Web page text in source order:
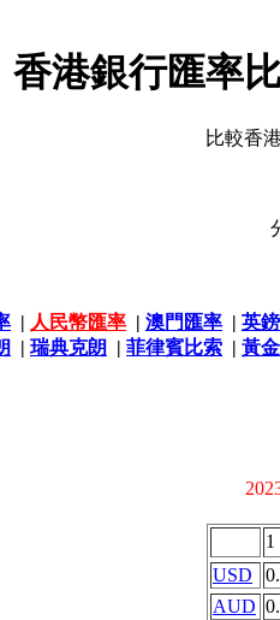
香港銀行匯率
比較香
| 人民幣匯率 | 澳門匯率 | 英
| 瑞典克朗 | 菲律賓比索 | 黃
1
USD
AUD